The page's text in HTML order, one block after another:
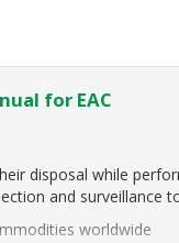
for EAC
disposal while
and surveillance
worldwide